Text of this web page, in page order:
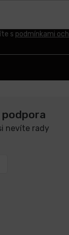
s podmínkami
podpora
nevíte rady